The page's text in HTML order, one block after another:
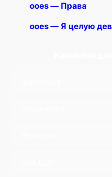
ooes — Права
ooes — Я целую